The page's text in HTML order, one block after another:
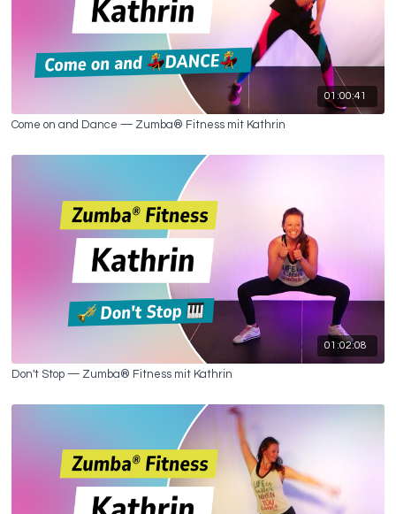
01:00:41
Come on and Dance — Zumba® Fitness mit Kathrin
01:02:08
Don't Stop — Zumba® Fitness mit Kathrin